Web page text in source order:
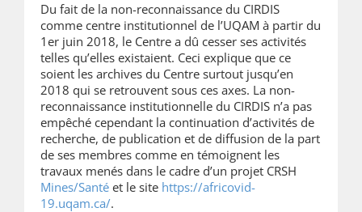
Du fait de la non-reconnaissance du CIRDIS
comme centre institutionnel de l’UQAM à partir du
1er juin 2018, le Centre a dû cesser ses activités
telles qu’elles existaient. Ceci explique que ce
soient les archives du Centre surtout jusqu’en
2018 qui se retrouvent sous ces axes. La non-
reconnaissance institutionnelle du CIRDIS n’a pas
empêché cependant la continuation d’activités de
recherche, de publication et de diffusion de la part
de ses membres comme en témoignent les
travaux menés dans le cadre d’un projet CRSH
Mines/Santé et le site https://africovid-
19.uqam.ca/.